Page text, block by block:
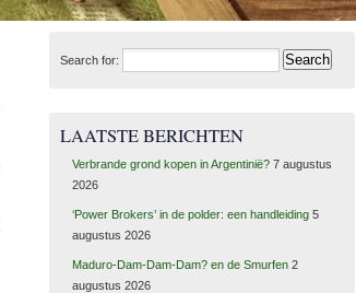
Search for:
LAATSTE BERICHTEN
Verbrande grond kopen in Argentinië? 7 augustus
2026
‘Power Brokers’ in de polder: een handleiding 5
augustus 2026
Maduro-Dam-Dam-Dam? en de Smurfen 2
augustus 2026